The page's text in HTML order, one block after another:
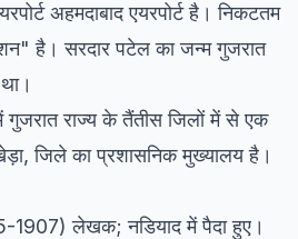
अहमदाबाद एयरपोर्ट है। निकटतम
है। सरदार पटेल का जन्म गुजरात
गुजरात राज्य के तैंतीस जिलों में से एक
जिले का प्रशासनिक मुख्यालय है।
1907) लेखक; नडियाद में पैदा हुए।